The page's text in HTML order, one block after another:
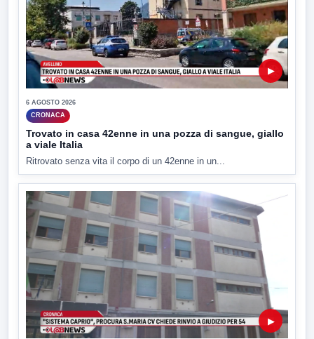
▶
6 AGOSTO 2026
CRONACA
Trovato in casa 42enne in una pozza di sangue, giallo
a viale Italia
Ritrovato senza vita il corpo di un 42enne in un...
▶